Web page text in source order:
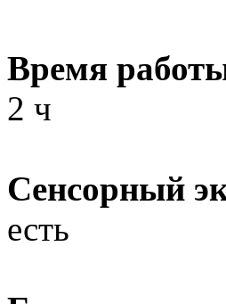
Время
2 ч
Сенсорный
есть